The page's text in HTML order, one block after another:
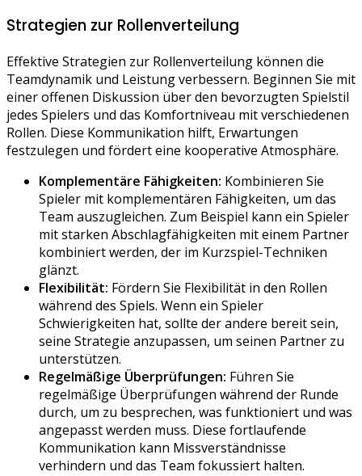
Strategien zur Rollenverteilung
Effektive Strategien zur Rollenverteilung können die
Teamdynamik und Leistung verbessern. Beginnen Sie mit
einer offenen Diskussion über den bevorzugten Spielstil
jedes Spielers und das Komfortniveau mit verschiedenen
Rollen. Diese Kommunikation hilft, Erwartungen
festzulegen und fördert eine kooperative Atmosphäre.
Komplementäre Fähigkeiten: Kombinieren Sie
Spieler mit komplementären Fähigkeiten, um das
Team auszugleichen. Zum Beispiel kann ein Spieler
mit starken Abschlagfähigkeiten mit einem Partner
kombiniert werden, der im Kurzspiel-Techniken
glänzt.
Flexibilität: Fördern Sie Flexibilität in den Rollen
während des Spiels. Wenn ein Spieler
Schwierigkeiten hat, sollte der andere bereit sein,
seine Strategie anzupassen, um seinen Partner zu
unterstützen.
Regelmäßige Überprüfungen: Führen Sie
regelmäßige Überprüfungen während der Runde
durch, um zu besprechen, was funktioniert und was
angepasst werden muss. Diese fortlaufende
Kommunikation kann Missverständnisse
verhindern und das Team fokussiert halten.